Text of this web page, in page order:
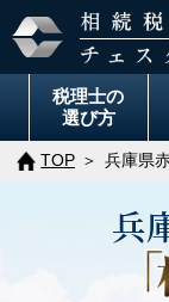
税理士の
選び方
TOP 兵庫県
兵